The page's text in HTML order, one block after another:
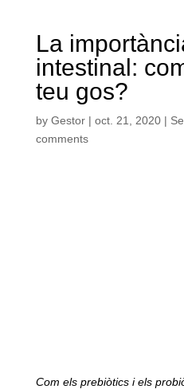
La
intestinal:
teu gos?
by Gestor| oct. 21, 2020|
comments
Com els prebiòtics i els